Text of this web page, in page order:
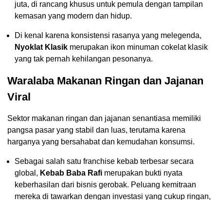
juta, di rancang khusus untuk pemula dengan tampilan
kemasan yang modern dan hidup.
Di kenal karena konsistensi rasanya yang melegenda,
Nyoklat Klasik merupakan ikon minuman cokelat klasik
yang tak pernah kehilangan pesonanya.
Waralaba Makanan Ringan dan Jajanan
Viral
Sektor makanan ringan dan jajanan senantiasa memiliki
pangsa pasar yang stabil dan luas, terutama karena
harganya yang bersahabat dan kemudahan konsumsi.
Sebagai salah satu franchise kebab terbesar secara
global, Kebab Baba Rafi merupakan bukti nyata
keberhasilan dari bisnis gerobak. Peluang kemitraan
mereka di tawarkan dengan investasi yang cukup ringan,